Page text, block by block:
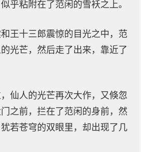
乎粘附在了范闲的雪袄之上。
王十三郎震惊的目光之中，范
光芒，然后走了出来，靠近了
仙人的光芒再次大作，又倏忽
之前，拦在了范闲的身前，然
若苍穹的双眼里，却出现了几